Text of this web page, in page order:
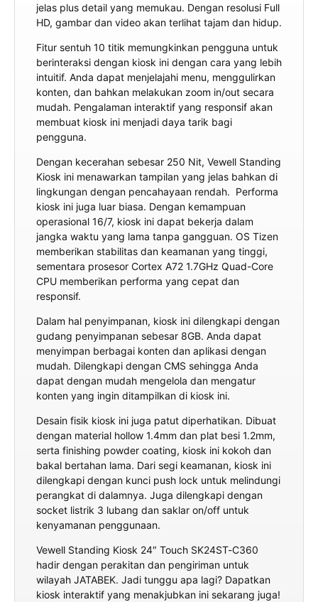
jelas plus detail yang memukau. Dengan resolusi Full
HD, gambar dan video akan terlihat tajam dan hidup.
Fitur sentuh 10 titik memungkinkan pengguna untuk
berinteraksi dengan kiosk ini dengan cara yang lebih
intuitif. Anda dapat menjelajahi menu, menggulirkan
konten, dan bahkan melakukan zoom in/out secara
mudah. Pengalaman interaktif yang responsif akan
membuat kiosk ini menjadi daya tarik bagi
pengguna.
Dengan kecerahan sebesar 250 Nit, Vewell Standing
Kiosk ini menawarkan tampilan yang jelas bahkan di
lingkungan dengan pencahayaan rendah. Performa
kiosk ini juga luar biasa. Dengan kemampuan
operasional 16/7, kiosk ini dapat bekerja dalam
jangka waktu yang lama tanpa gangguan. OS Tizen
memberikan stabilitas dan keamanan yang tinggi,
sementara prosesor Cortex A72 1.7GHz Quad-Core
CPU memberikan performa yang cepat dan
responsif.
Dalam hal penyimpanan, kiosk ini dilengkapi dengan
gudang penyimpanan sebesar 8GB. Anda dapat
menyimpan berbagai konten dan aplikasi dengan
mudah. Dilengkapi dengan CMS sehingga Anda
dapat dengan mudah mengelola dan mengatur
konten yang ingin ditampilkan di kiosk ini.
Desain fisik kiosk ini juga patut diperhatikan. Dibuat
dengan material hollow 1.4mm dan plat besi 1.2mm,
serta finishing powder coating, kiosk ini kokoh dan
bakal bertahan lama. Dari segi keamanan, kiosk ini
dilengkapi dengan kunci push lock untuk melindungi
perangkat di dalamnya. Juga dilengkapi dengan
socket listrik 3 lubang dan saklar on/off untuk
kenyamanan penggunaan.
Vewell Standing Kiosk 24″ Touch SK24ST-C360
hadir dengan perakitan dan pengiriman untuk
wilayah JATABEK. Jadi tunggu apa lagi? Dapatkan
kiosk interaktif yang menakjubkan ini sekarang juga!